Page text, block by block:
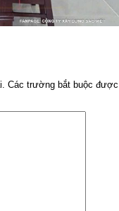
Các trường bắt buộc được